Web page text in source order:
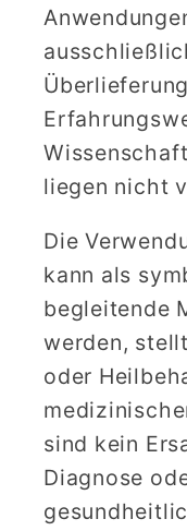
liegen nicht
Die
kann als
begleitende
werden,
oder
sind kein
Diagnose